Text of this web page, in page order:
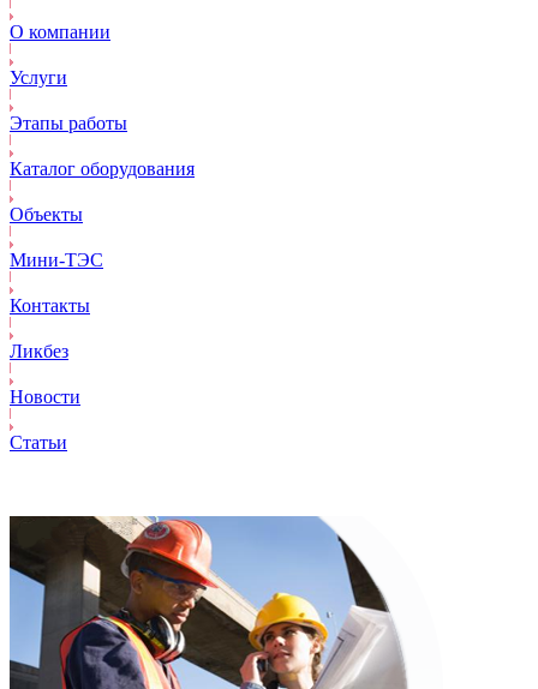
О компании
Услуги
Этапы работы
Каталог оборудования
Объекты
Mини-ТЭС
Контакты
Ликбез
Новости
Статьи